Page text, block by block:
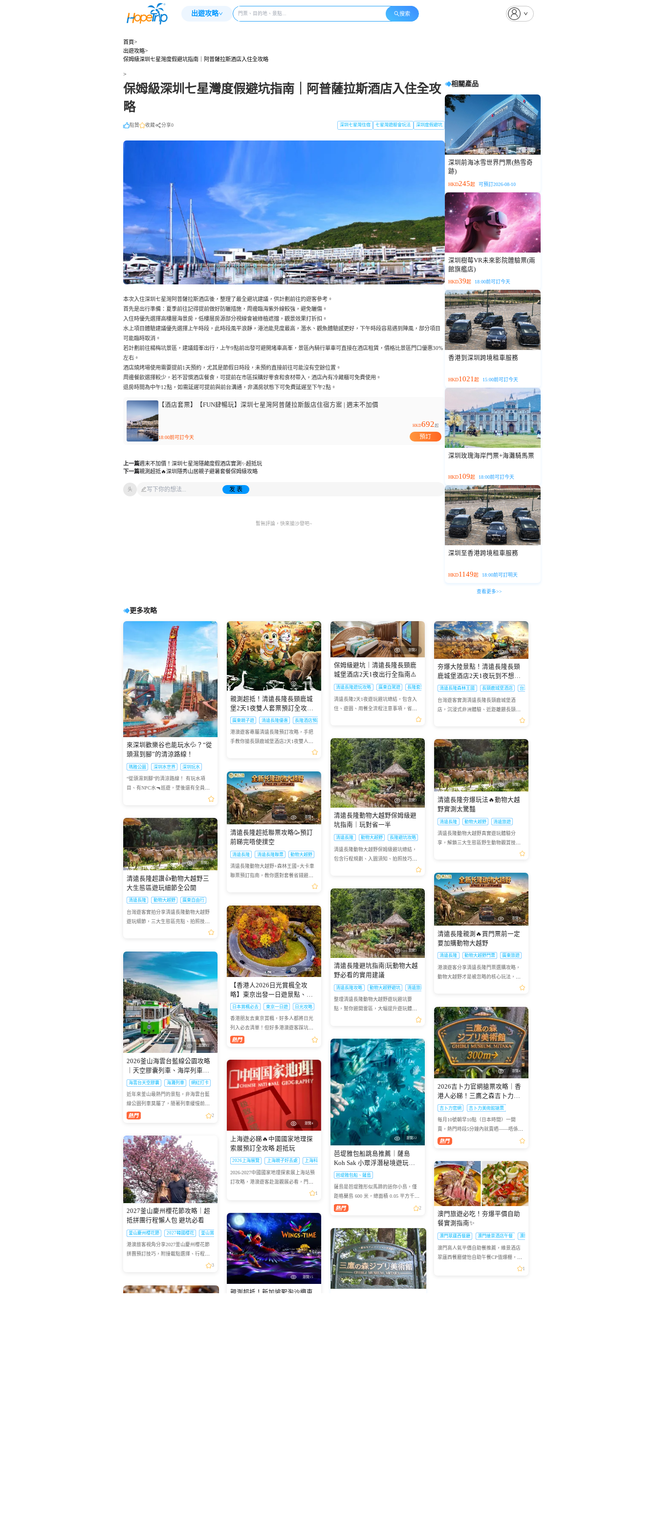
出遊攻略 搜索
首頁>
出遊攻略>
保姆級深圳七星灣度假避坑指南｜阿普薩拉斯酒店入住全攻略
>
保姆級深圳七星灣度假避坑指南｜阿普薩拉斯酒店入住全攻
略
點贊 收藏 分享0 深圳七星灣住宿 七星灣遊艇會玩法 深圳度假避坑
本次入住深圳七星灣阿普薩拉斯酒店後，整理了最全避坑建議，供計劃前往的遊客參考。
首先是出行準備：夏季前往記得提前做好防曬措施，周邊臨海紫外線較強，避免曬傷。
入住時優先選擇高樓層海景房，低樓層房源部分視線會被綠植遮擋，觀景效果打折扣。
水上項目體驗建議優先選擇上午時段，此時段風平浪靜，港池能見度最高，潛水、觀魚體驗感更好，下午時段容易遇到陣風，部分項目
可能臨時取消。
若計劃前往楊梅坑景區，建議錯峯出行，上午9點前出發可避開堵車高峯，景區內騎行單車可直接在酒店租賃，價格比景區門口優惠30%
左右。
酒店燒烤場使用需要提前1天預約，尤其是節假日時段，未預約直接前往可能沒有空餘位置。
周邊餐飲選擇較少，若不習慣酒店餐食，可提前在市區採購好零食和食材帶入，酒店內有冷藏櫃可免費使用。
退房時間為中午12點，如需延遲可提前與前台溝通，非滿房狀態下可免費延遲至下午2點。
【酒店套票】【FUN肆暢玩】深圳七星灣阿普薩拉斯飯店住宿方案 | 週末不加價
18:00前可訂今天
HKD692起
預訂
上一篇週末不加價！深圳七星灣隱藏度假酒店實測✨超抵玩
下一篇親測超抵🔥深圳隱秀山居親子避暑套餐保姆級攻略
头 发 表
暫無評論，快來搶沙發吧~
相關產品
深圳前海冰雪世界門票(熱雪奇
跡)
HKD245起 可預訂2026-08-10
深圳樹莓VR未來影院體驗票(兩
館旗艦店)
HKD39起 18:00前可訂今天
香港到深圳跨境租車服務
HKD1021 起 15:00前可訂今天
深圳玫瑰海岸門票+海灘騎馬票
HKD109起 18:00前可訂今天
深圳至香港跨境租車服務
HKD1149起 18:00前可訂明天
查看更多>>
更多攻略
來深圳歡樂谷也能玩水💦？“從
頭濕到腳”的清涼路線！
瑪雅公園 深圳水世界 深圳玩水
“從頭濕到腳”的清涼路線！ 有玩水項
目、有NPC水🔫巡遊，墜後還有全員開
戰的水🔫大戰——想降溫🧊、想互動、
瀏覽3
親測超抵！清遠長隆長頸鹿城
堡2天1夜雙人套票預訂全攻略
✨廣東親子遊 清遠長隆優惠 長隆酒店預訂
港澳遊客專屬清遠長隆預訂攻略，手把
手教你搶長頸鹿城堡酒店2天1夜雙人套
瀏覽2
保姆級避坑｜清遠長隆長頸鹿
城堡酒店2天1夜出行全指南⚠️
清遠長隆遊玩攻略 廣東自駕遊 長隆套票使用指南
清遠長隆2天1夜遊玩避坑總結，包含入
住、遊園、用餐全流程注意事項，省心
瀏覽1
夯爆大陸景點！清遠長隆長頸
鹿城堡酒店2天1夜玩到不想走
🥳
清遠長隆森林王國 長頸鹿城堡酒店 台灣遊客大陸遊
台灣遊客實測清遠長隆長頸鹿城堡酒
店，沉浸式非洲體驗、近距離餵長頸
瀏覽2
清遠長隆動物大越野保姆級避
坑指南｜玩對省一半
清遠長隆 動物大越野 長隆避坑攻略
清遠長隆動物大越野保姆級避坑總結，
包含行程規劃、入園須知、拍照技巧，
瀏覽3
清遠長隆夯爆玩法🔥動物大越
野實測太驚豔
清遠長隆 動物大越野 清遠旅遊
清遠長隆動物大越野真實遊玩體驗分
享，解鎖三大生態區野生動物觀賞技
瀏覽4
清遠長隆超抵聯票攻略🥳預訂
前睇完唔使撲空
清遠長隆 清遠長隆聯票 動物大越野
清遠長隆動物大越野+森林王國+大卡車
聯票預訂指南，教你選對套餐省錢避
瀏覽2
清遠長隆超讚👍動物大越野三
大生態區遊玩細節全公開
清遠長隆 動物大越野 廣東自由行
台灣遊客實拍分享清遠長隆動物大越野
遊玩細節，三大生態區亮點、拍照技巧
瀏覽3
清遠長隆親測🔥買門票前一定
要加購動物大越野
清遠長隆 動物大越野門票 廣東旅遊
港澳遊客分享清遠長隆門票選購攻略，
動物大越野才是被忽略的核心玩法，值
瀏覽2
清遠長隆避坑指南|玩動物大越
野必看的實用建議
清遠長隆攻略 動物大越野避坑 清遠旅遊攻略
整理清遠長隆動物大越野遊玩避坑要
點，幫你避開雷區，大幅提升遊玩體
瀏覽2
【香港人2026日光賞楓全攻
略】東京出發一日遊景點、時
間、交通一次睇晒🍁
日本賞楓必去 東京一日遊 日光攻略
香港朋友去東京賞楓，好多人都將日光
列入必去清單！但好多港澳遊客踩坑：
自由行搭 JR 去日光要不停轉車，紅葉季
瀏覽35
2026釜山海雲台藍線公園攻略
｜天空膠囊列車、海岸列車線
上預約步驟圖解
海雲台天空膠囊 海灘列車 網紅打卡
近年來釜山最熱門的景點，非海雲台藍
線公園列車莫屬了，隨著列車緩慢前
行，眺望一望無際的海景，可說是相當 2
瀏覽4
2026吉卜力官網搶票攻略｜香
港人必睇！三鷹之森吉卜力美
術館門票點買？官網冇飛點算
吉卜力官網 吉卜力美術館搶票
每月10號朝早10點（日本時間）一開
賣，熱門時段5分鐘內就賣晒——唔係演
唱會飛，而係三鷹之森吉卜力美術館嘅
瀏覽22
芭堤雅包船跳島推薦｜薩島
Koh Sak 小眾浮潛秘境遊玩攻
略
芭堤雅包船、薩島
薩島是芭堤雅形似馬蹄的迷你小島，僅
距格蘭島 600 米，總面積 0.05 平方千
米，坐擁優質珊瑚礁海域，海面風浪平 2
瀏覽4
上海遊必睇🔥中國國家地理探
索展預訂全攻略 超抵玩
2026上海展覽 上海親子好去處 上海科普展
2026-2027中國國家地理探索展上海站預
訂攻略，港澳遊客赴滬觀展必看，門票
1
瀏覽16
2027釜山慶州櫻花節攻略｜超
抵拼團行程懶人包 避坑必看
釜山慶州櫻花節 2027韓國櫻花 釜山賞櫻拼團
港澳旅客視角分享2027釜山慶州櫻花節
拼團預訂技巧，附接載點選擇、行程亮
3
瀏覽9
澳門旅遊必吃！夯爆平價自助
餐實測指南✨
澳門翠廬西餐廳 澳門維景酒店午餐 澳門自助美食
澳門高人氣平價自助餐推薦，維景酒店
翠廬西餐廳健怡自助午餐CP值爆棚，必
1
瀏覽15
親測超抵！新加坡聖淘沙纜車
2026港澳快線端午節假期加開
港澳快線車票 港珠澳大橋巴士 港澳快線夜班車票
端午節來啦！澳門端午節賽龍舟精彩連
連，端午小長假就要來啦！想去港澳兩
地感受賽龍舟的熱血激情？「港澳快
線」貼心安排：2026年6月19日到6月21
日特意加開臨時班次，讓你往...
1
永東巴士香港新界門店地址及
香港永東巴士門店 永東香港新界門店
永東巴士是香港主要的跨境巴士運營商
之一，提供連接香港與內地多個城市的
服務。是香港五大直通過境巴士公司之
一。以下整理永東巴士香港新界門店地
址及營業時間供大家出行參...
廣州熱雪奇跡2026暑期全攻
略：“極寒玩家Online”盛大啟
幕，-6℃解鎖最酷夏天
廣州融創雪世界 廣州融創滑雪票
炎炎夏日，當廣州街頭熱浪滾滾，有一
處地方卻常年飄雪——廣州熱雪奇跡
（原廣州融創雪世界）正以-4℃至-6℃的
恒溫，為華南地區帶來獨一無二的冰雪
避暑體驗。2026年7月9日，...
廣州融創雪世界熱雪奇跡7月-8
廣州融創雪世界 廣州熱雪奇跡門票
端午節將至，想要體驗熱熱鬧鬧又別具
一格的暑假？廣州融創樂園絕對是不二
之選。在這裏，傳統元素與現代遊樂設
施完美融合，八大精彩活動帶你嗨翻整
個假期，讓你的暑假不再千...
實測富國島夯爆一日遊✅浮潛
+水上樂園+跨海纜車一次滿足
富國島四島浮潛 鴻託姆跨海纜車 富國島跳島行程
富國島必玩一日遊攻略，一次解鎖雙島
浮潛看珊瑚、Aquatopia水上樂園設施、
世界最長跨海纜車觀日落，附實用避坑
技巧
富國島必玩冰雪叢林實測🔥3個
避坑技巧省時間又超抵
富國島燈光秀 富國島Grand World
港澳遊客親測富國島冰雪叢林遊玩攻
略，含預訂技巧、接駁交通、避坑指
南，帶你玩轉熱帶裏的冰雪世界，拍出
爆贊朋友圈大片
釜山藍線公園天空膠囊超讚🥰
實測玩樂細節全公開
釜山景點 海雲台天空膠囊 藍線公園
台灣遊客實測海雲台天空膠囊遊玩體
驗，分享沿途風景、拍照技巧、遊玩小
技巧，輕鬆玩遍藍線公園
清邁必玩🔥X-Centre卡丁車實
測 超抵預訂避坑指南
清邁自由行 泰國清邁遊玩 清邁親子活動
港澳遊客親測清邁X-Centre越野卡丁車套
票選購攻略，附預訂避坑技巧，超抵玩
適合全家出遊
深圳前海冰雪世界門票(熱雪奇
跡)
HKD245起 可預訂2026-08-10
澳門新濠天地水舞間-水上歌舞
劇門票
HKD372起 18:00前可訂今天